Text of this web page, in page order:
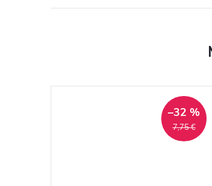
7,75 €
–32 %